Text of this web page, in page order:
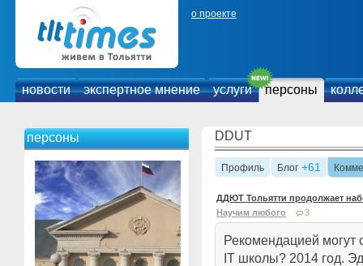
о проекте
новости экспертное мнение услуги персоны
персоны DDUT
Профиль Блог +61
ДДЮТ Тольятти продолжает
Научим любого
3
Рекомендацией могут
IТ школы? 2014 год.